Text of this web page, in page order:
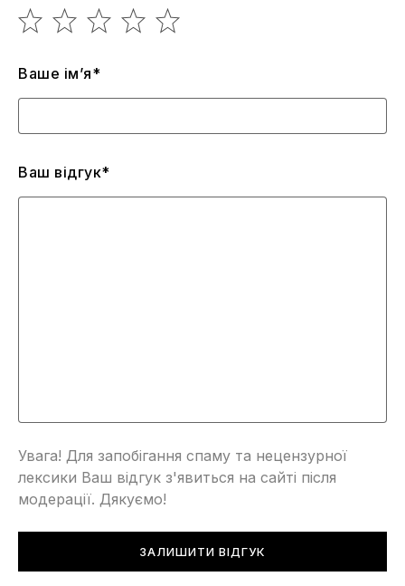
Ваше ім’я*
Ваш відгук*
Увага! Для запобігання спаму та нецензурної
лексики Ваш відгук з'явиться на сайті після
модерації. Дякуємо!
ЗАЛИШИТИ ВІДГУК